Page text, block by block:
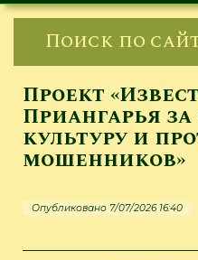
Поиск по
Проект
Приангарья
культуру и
мошенников»
Опубликовано 7/07/2026 16:40